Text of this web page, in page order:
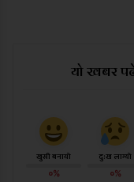
यो खबर
खुसी बनायो
०%
दु:ख लाग्यो
०%